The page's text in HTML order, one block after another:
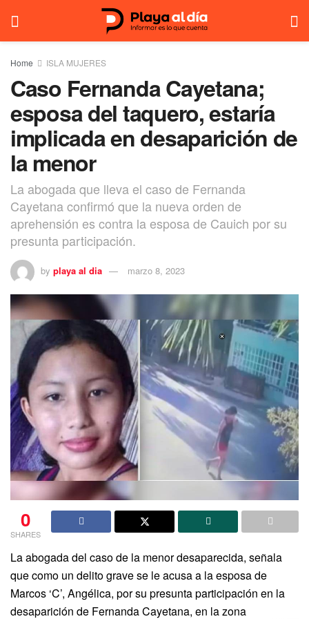
Home ISLA MUJERES
Caso Fernanda Cayetana;
esposa del taquero, estaría
implicada en desaparición de
la menor
La abogada que lleva el caso de Fernanda
Cayetana confirmó que la nueva orden de
aprehensión es contra la esposa de Cauich por su
presunta participación.
by playa al dia marzo 8, 2023
0
SHARES
La abogada del caso de la menor desaparecida, señala
que como un delito grave se le acusa a la esposa de
Marcos ‘C’, Angélica, por su presunta participación en la
desaparición de Fernanda Cayetana, en la zona